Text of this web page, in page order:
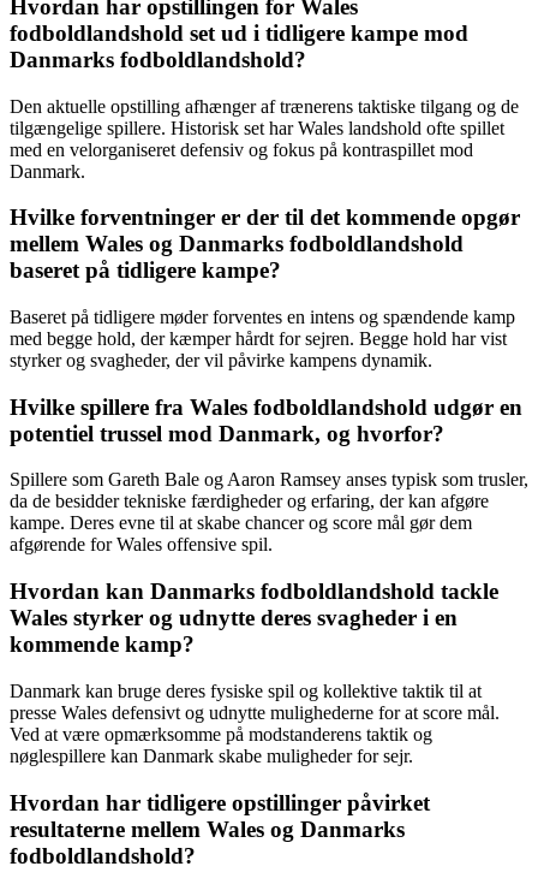
Hvordan har opstillingen for Wales
fodboldlandshold set ud i tidligere kampe mod
Danmarks fodboldlandshold?
Den aktuelle opstilling afhænger af trænerens taktiske tilgang og de
tilgængelige spillere. Historisk set har Wales landshold ofte spillet
med en velorganiseret defensiv og fokus på kontraspillet mod
Danmark.
Hvilke forventninger er der til det kommende opgør
mellem Wales og Danmarks fodboldlandshold
baseret på tidligere kampe?
Baseret på tidligere møder forventes en intens og spændende kamp
med begge hold, der kæmper hårdt for sejren. Begge hold har vist
styrker og svagheder, der vil påvirke kampens dynamik.
Hvilke spillere fra Wales fodboldlandshold udgør en
potentiel trussel mod Danmark, og hvorfor?
Spillere som Gareth Bale og Aaron Ramsey anses typisk som trusler,
da de besidder tekniske færdigheder og erfaring, der kan afgøre
kampe. Deres evne til at skabe chancer og score mål gør dem
afgørende for Wales offensive spil.
Hvordan kan Danmarks fodboldlandshold tackle
Wales styrker og udnytte deres svagheder i en
kommende kamp?
Danmark kan bruge deres fysiske spil og kollektive taktik til at
presse Wales defensivt og udnytte mulighederne for at score mål.
Ved at være opmærksomme på modstanderens taktik og
nøglespillere kan Danmark skabe muligheder for sejr.
Hvordan har tidligere opstillinger påvirket
resultaterne mellem Wales og Danmarks
fodboldlandshold?